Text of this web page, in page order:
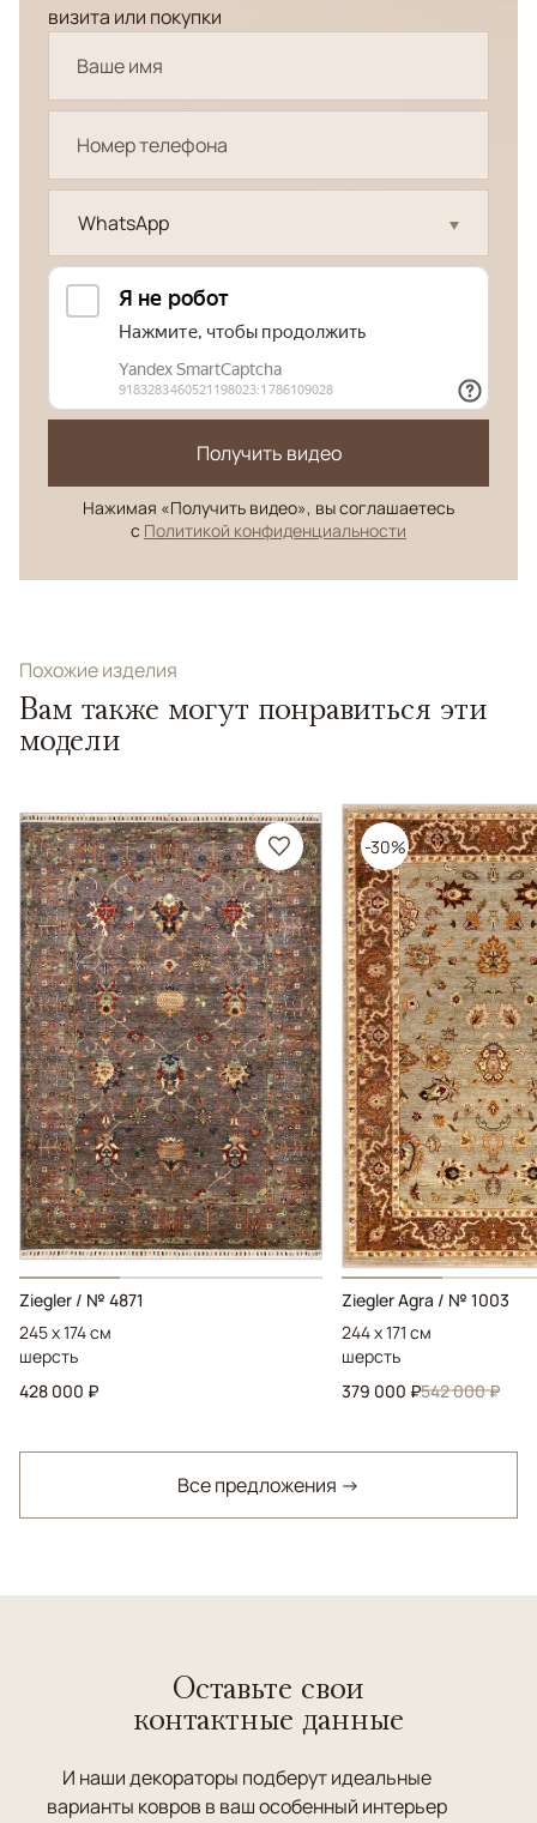
визита или покупки
WhatsApp
Получить видео
Нажимая «Получить видео», вы соглашаетесь
с Политикой конфиденциальности
Похожие изделия
Вам также могут понравиться эти
модели
Ziegler / № 4871
245 x 174 см
шерсть
428 000 ₽
-30%
Ziegler Agra / № 1003
244 x 171 см
шерсть
379 000 ₽542 000 ₽
Все предложения →
Оставьте свои
контактные данные
И наши декораторы подберут идеальные
варианты ковров в ваш особенный интерьер